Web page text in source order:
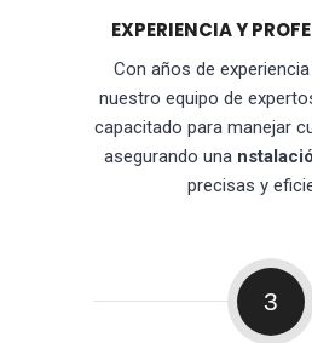
EXPERIENCIA Y
Con años de
nuestro equipo de
capacitado para manejar
asegurando una
precisas y
3